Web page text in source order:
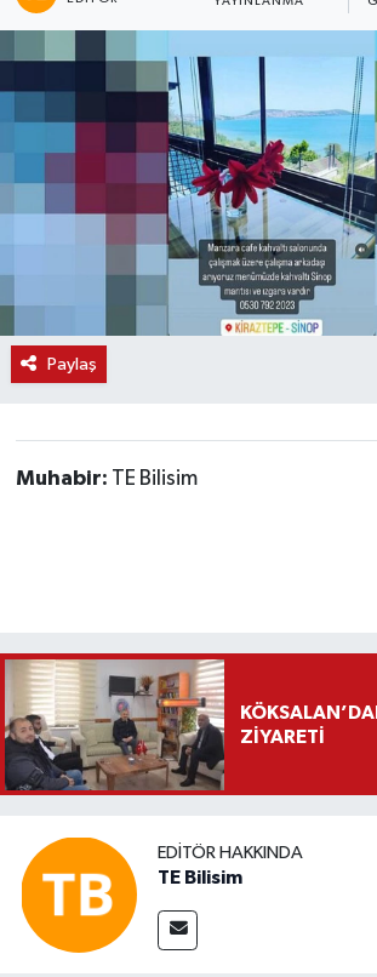
Paylaş
Muhabir: TE Bilisim
ZİYARETİ
EDITÖR HAKKINDA
TE Bilisim